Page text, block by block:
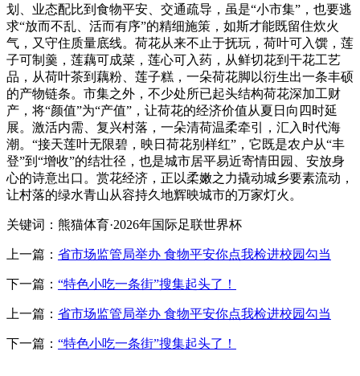
划、业态配比到食物平安、交通疏导，虽是“小市集”，也要逃
求“放而不乱、活而有序”的精细施策，如斯才能既留住炊火
气，又守住质量底线。荷花从来不止于抚玩，荷叶可入馔，莲
子可制羹，莲藕可成菜，莲心可入药，从鲜切花到干花工艺
品，从荷叶茶到藕粉、莲子糕，一朵荷花脚以衍生出一条丰硕
的产物链条。市集之外，不少处所已起头结构荷花深加工财
产，将“颜值”为“产值”，让荷花的经济价值从夏日向四时延
展。激活内需、复兴村落，一朵清荷温柔牵引，汇入时代海
潮。“接天莲叶无限碧，映日荷花别样红”，它既是农户从“丰
登”到“增收”的结壮径，也是城市居平易近寄情田园、安放身
心的诗意出口。赏花经济，正以柔嫩之力撬动城乡要素流动，
让村落的绿水青山从容持久地辉映城市的万家灯火。
关键词：熊猫体育·2026年国际足联世界杯
上一篇： 省市场监管局举办 食物平安你点我检进校园勾当
下一篇： “特色小吃一条街”搜集起头了！
上一篇： 省市场监管局举办 食物平安你点我检进校园勾当
下一篇： “特色小吃一条街”搜集起头了！